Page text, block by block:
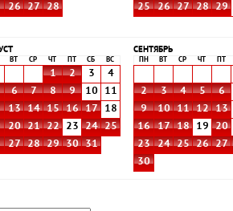
26 27 28
25
26 27 28 29
ВТ СР ЧТ СБ ВС
1 2 3
4
6 7 8 9 10
11
13 14 15 16 17
18
20 21 22 23 24
25
27 28 29 30 31
СЕНТЯБРЬ
ПН ВТ СР ЧТ
2
3 4 5 6
9
10 11 12 13
16
17 18 19 20
23
24 25 26 27
30